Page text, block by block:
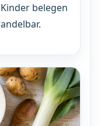
belegen